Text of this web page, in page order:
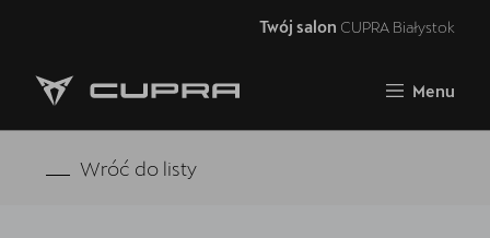
Twój salon CUPRA Białystok
Menu
Strona główna
Oferta i aktualności
Wróć do listy